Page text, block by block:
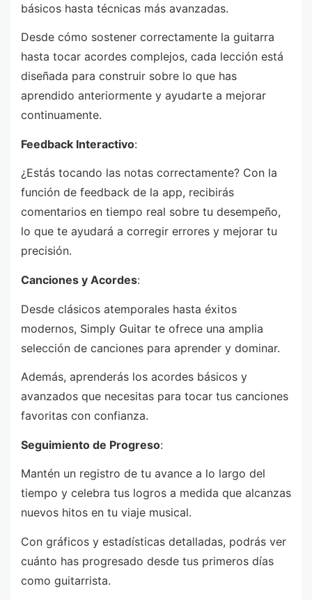
básicos hasta técnicas más avanzadas.
Desde cómo sostener correctamente la guitarra
hasta tocar acordes complejos, cada lección está
diseñada para construir sobre lo que has
aprendido anteriormente y ayudarte a mejorar
continuamente.
Feedback Interactivo:
¿Estás tocando las notas correctamente? Con la
función de feedback de la app, recibirás
comentarios en tiempo real sobre tu desempeño,
lo que te ayudará a corregir errores y mejorar tu
precisión.
Canciones y Acordes:
Desde clásicos atemporales hasta éxitos
modernos, Simply Guitar te ofrece una amplia
selección de canciones para aprender y dominar.
Además, aprenderás los acordes básicos y
avanzados que necesitas para tocar tus canciones
favoritas con confianza.
Seguimiento de Progreso:
Mantén un registro de tu avance a lo largo del
tiempo y celebra tus logros a medida que alcanzas
nuevos hitos en tu viaje musical.
Con gráficos y estadísticas detalladas, podrás ver
cuánto has progresado desde tus primeros días
como guitarrista.